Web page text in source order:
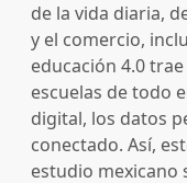
de la vida diaria,
y el comercio,
educación 4.0
escuelas de todo
digital, los datos
conectado. Así,
estudio mexicano